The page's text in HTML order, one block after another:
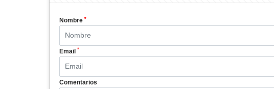
Nombre *
Email *
Comentarios